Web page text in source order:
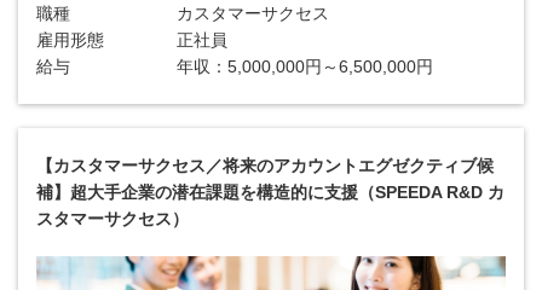
職種
カスタマーサクセス
雇用形態
正社員
給与
年収：5,000,000円～6,500,000円
【カスタマーサクセス／将来のアカウントエグゼクティブ候
補】超大手企業の潜在課題を構造的に支援（SPEEDA R&D カ
スタマーサクセス）